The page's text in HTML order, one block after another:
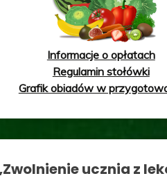
Informacje o opłatach
Regulamin stołówki
Grafik obiadów w
ucznia z